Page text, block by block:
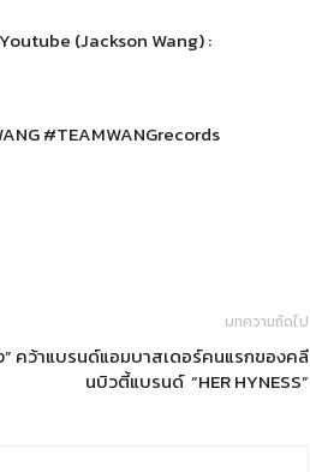
(Jackson Wang) :
#TEAMWANGrecords
บทความถัดไป
” คว้าแบรนด์แอมบาสเดอร์คนแรกของคลี
นบิวตี้แบรนด์ “HER HYNESS”